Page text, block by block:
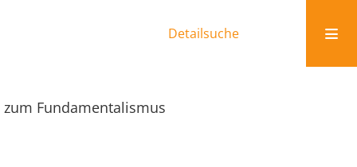
Detailsuche
Fundamentalismus